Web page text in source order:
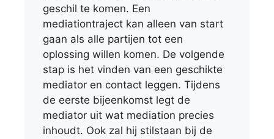
geschil te komen. Een
mediationtraject kan alleen van start
gaan als alle partijen tot een
oplossing willen komen. De volgende
stap is het vinden van een geschikte
mediator en contact leggen. Tijdens
de eerste bijeenkomst legt de
mediator uit wat mediation precies
inhoudt. Ook zal hij stilstaan bij de